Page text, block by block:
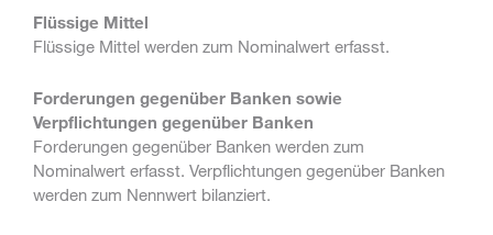
Flüssige Mittel
Flüssige Mittel werden zum Nominalwert erfasst.
Forderungen gegenüber Banken sowie
Verpflichtungen gegenüber Banken
Forderungen gegenüber Banken werden zum
Nominalwert erfasst. Verpflichtungen gegenüber Banken
werden zum Nennwert bilanziert.